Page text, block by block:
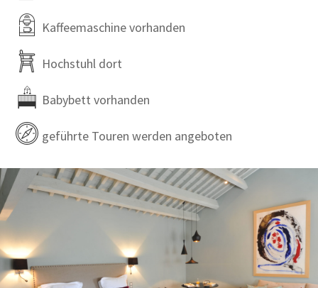
Kaffeemaschine vorhanden
Hochstuhl dort
Babybett vorhanden
geführte Touren werden angeboten